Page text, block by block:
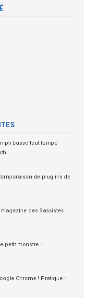
basse tout lampe
de plug ins de
des Bassistes
petit monstre !
Chrome ! Pratique !